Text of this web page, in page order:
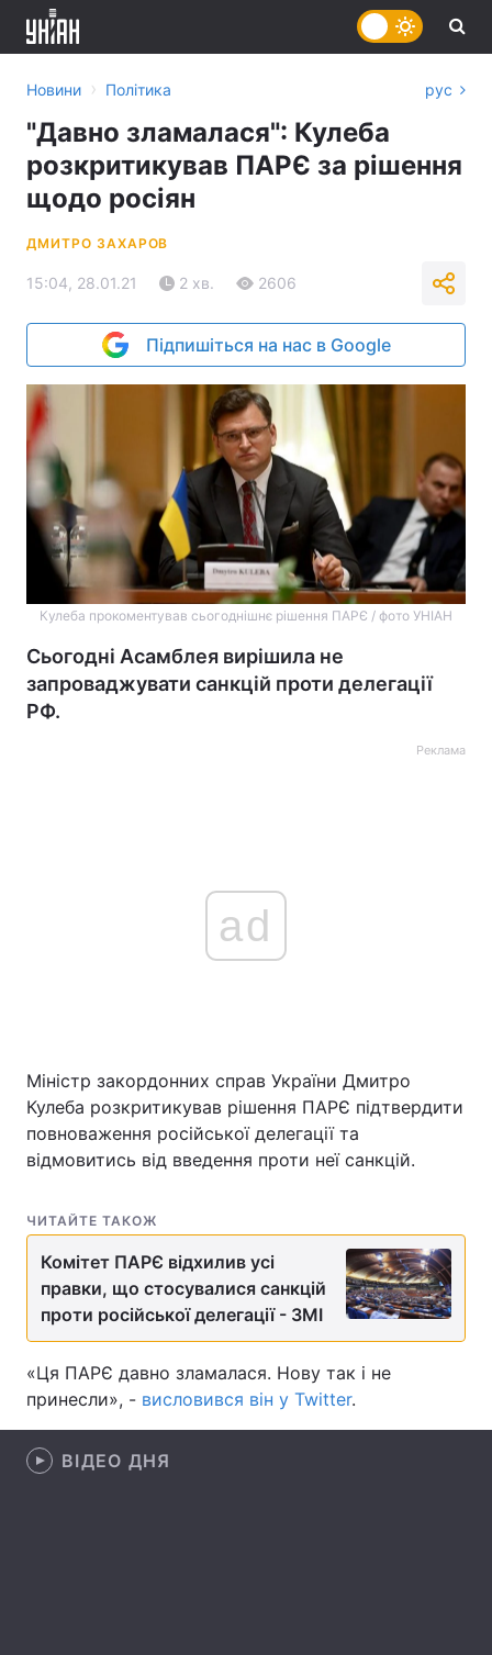
Головна Війна
Україна Політика
Економіка Світ
Спорт
Техно і зв'язок Лайт
Зброя Інциденти
Здоров'я Туризм
Погода
Екологія
Новини › Політика рус
"Давно зламалася": Кулеба
розкритикував ПАРЄ за рішення
щодо росіян
ДМИТРО ЗАХАРОВ
15:04, 28.01.21 2 хв. 2606
Підпишіться на нас в Google
Кулеба прокоментував сьогоднішнє рішення ПАРЄ / фото УНІАН
Сьогодні Асамблея вирішила не
запроваджувати санкцій проти делегації
РФ.
Реклама
ad
Міністр закордонних справ України Дмитро
Кулеба розкритикував рішення ПАРЄ підтвердити
повноваження російської делегації та
відмовитись від введення проти неї санкцій.
ЧИТАЙТЕ ТАКОЖ
Комітет ПАРЄ відхилив усі
правки, що стосувалися санкцій
проти російської делегації - ЗМІ
«Ця ПАРЄ давно зламалася. Нову так і не
принесли», - висловився він у Twitter.
ВІДЕО ДНЯ